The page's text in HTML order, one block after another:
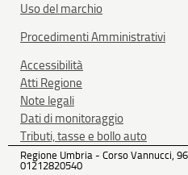
Uso del marchio
Procedimenti Amministrativi
Accessibilità
Atti Regione
Note legali
Dati di monitoraggio
Tributi, tasse e bollo auto
Regione Umbria - Corso Vannucci,
01212820540